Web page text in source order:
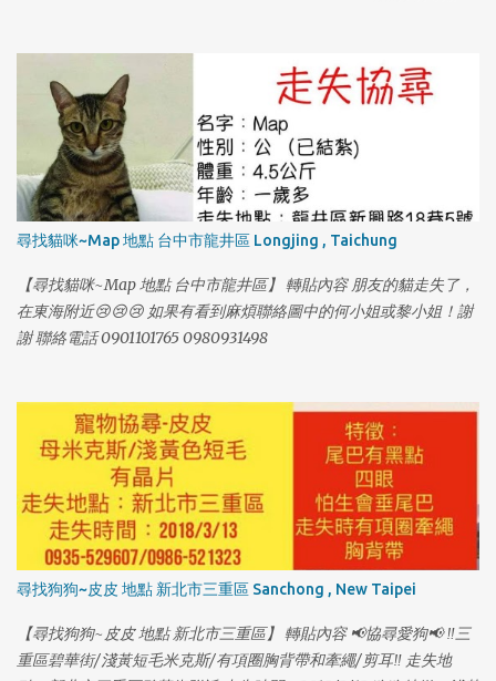
1
大動作，他很喜歡吃鱈魚香絲，在家只要聽到包裝聲他就會過來
吃。 也有可能躲在車子底下管線，可以的話請大家幫忙注意，謝謝
大家🙏🏻🙏🏻🙏🏻🙏🏻🙏🏻 如果有找到或看到請聯絡 0976382707
（趙小姐） 0916917598（謝小姐） 再麻煩大家幫忙謝謝大家。
尋找貓咪~Map 地點 台中市龍井區 Longjing , Taichung
【尋找貓咪~Map 地點 台中市龍井區】 轉貼內容 朋友的貓走失了，
在東海附近😢😢😢 如果有看到麻煩聯絡圖中的何小姐或黎小姐！謝
謝 聯絡電話 0901101765 0980931498
尋找狗狗~皮皮 地點 新北市三重區 Sanchong , New Taipei
【尋找狗狗~皮皮 地點 新北市三重區】 轉貼內容 📢協尋愛狗📢 ‼️三
重區碧華街/淺黃短毛米克斯/有項圈胸背帶和牽繩/剪耳‼️ 走失地